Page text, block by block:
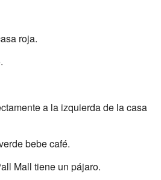
roja.
a la izquierda de la casa
bebe café.
Mall tiene un pájaro.